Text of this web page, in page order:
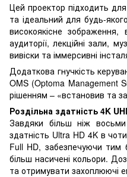
Цей проектор підходить
та ідеальний для будь-
високоякісне
аудиторії, лекційні зали,
вивіски та іммерсивні
Додаткова гнучкість
OMS (Optoma Management
рішенням – «встановив та
Роздільна здатність 4K
Завдяки більш ніж восьми
здатність Ultra HD 4K в
Full HD, забезпечуючи тим
більш насичені кольори.
та отримувати захоплюючі